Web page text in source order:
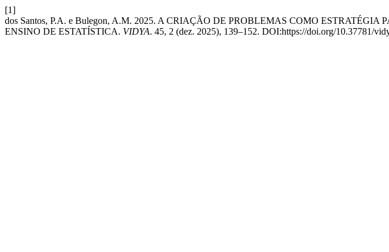
[1]
dos Santos, P.A. e Bulegon, A.M. 2025. A CRIAÇÃO DE PROBLEMAS COMO
ENSINO DE ESTATÍSTICA. VIDYA. 45, 2 (dez. 2025), 139–152. DOI:https://doi.org/10.37781/